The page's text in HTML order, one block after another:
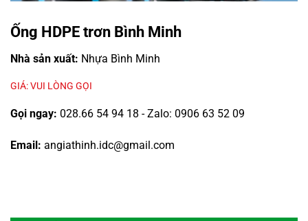
Ống HDPE trơn Bình Minh
Nhà sản xuất: Nhựa Bình Minh
GIÁ: VUI LÒNG GỌI
Gọi ngay: 028.66 54 94 18 - Zalo: 0906 63 52 09
Email: angiathinh.idc@gmail.com